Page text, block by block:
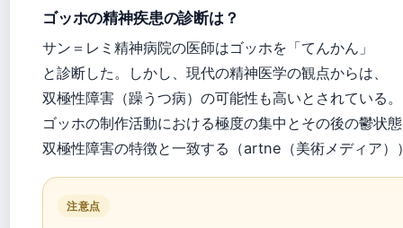
ゴッホの精神疾患の診断は？
サン＝レミ精神病院の医師はゴッホを「てんかん」
と診断した。しかし、現代の精神医学の観点からは、
双極性障害（躁うつ病）の可能性も高いとされている。
ゴッホの制作活動における極度の集中とその後の鬱状
双極性障害の特徴と一致する（artne（美術メディア）
注意点